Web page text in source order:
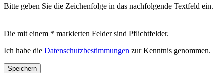
Bitte geben Sie die Zeichenfolge in das nachfolgende Textfeld ein.
Die mit einem * markierten Felder sind Pflichtfelder.
Ich habe die Datenschutzbestimmungen zur Kenntnis genommen.
Speichern